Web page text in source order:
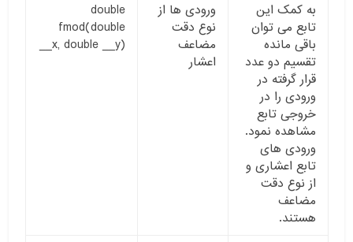
به کمک این
تابع می توان
باقی مانده
تقسیم دو عدد
قرار گرفته در
ورودی را در
خروجی تابع
مشاهده نمود.
ورودی های
تابع اعشاری و
از نوع دقت
مضاعف
هستند.
ورودی ها از
نوع دقت
مضاعف
اعشار
double
fmod(double
__x, double __y)